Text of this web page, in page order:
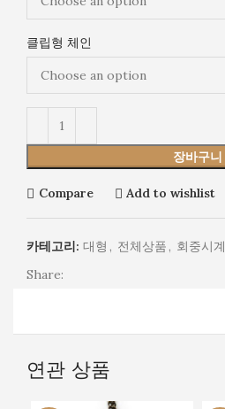
클립형 체인
장바구니
Compare Add to wishlist
카테고리: 대형 , 전체상품, 회중시계
Share:
연관 상품